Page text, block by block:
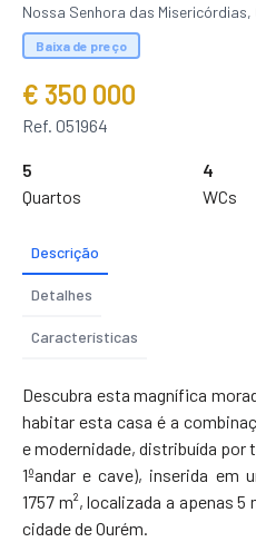
Nossa Senhora das
Baixa de preço
€ 350 000
Ref. 051964
5
Quartos
4
WCs
Descrição
Detalhes
Características
Descubra esta magnífica
habitar esta casa é a
e modernidade, distribuída por
1ºandar e cave), inserida em
1757 m², localizada a apenas
cidade de Ourém.